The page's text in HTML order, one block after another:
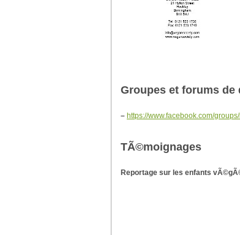
Groupes et forums de
– https://www.facebook.com/
TÃ©moignages
Reportage sur les enfants